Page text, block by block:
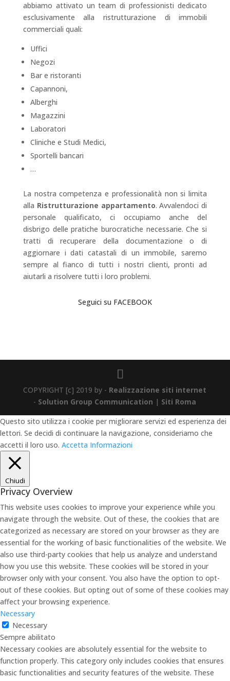
abbiamo attivato un team di professionisti dedicato
esclusivamente alla ristrutturazione di immobili
commerciali quali:
Uffici
Negozi
Bar e ristoranti
Capannoni,
Alberghi
Magazzini
Laboratori
Cliniche e Studi Medici,
Sportelli bancari
…
La nostra competenza e professionalità non si limita
alla Ristrutturazione appartamento. Avvalendoci di
personale qualificato, ci occupiamo anche del
disbrigo delle pratiche burocratiche necessarie. Che si
tratti di recuperare della documentazione o di
aggiornare i dati catastali di un immobile, saremo
sempre al fianco di tutti i nostri clienti, pronti ad
aiutarli a risolvere tutti i loro problemi.
Seguici su FACEBOOK
COPYRIGHT [c] 2019 by - Realizzazione siti internet
- Solution Group Communication | Siti Roma
Questo sito utilizza i cookie per migliorare servizi ed esperienza dei
lettori. Se decidi di continuare la navigazione, consideriamo che
accetti il loro uso. Accetta Informazioni
Chiudi
Privacy Overview
This website uses cookies to improve your experience while you
navigate through the website. Out of these, the cookies that are
categorized as necessary are stored on your browser as they are
essential for the working of basic functionalities of the website. We
also use third-party cookies that help us analyze and understand
how you use this website. These cookies will be stored in your
browser only with your consent. You also have the option to opt-
out of these cookies. But opting out of some of these cookies may
affect your browsing experience.
Necessary
Necessary
Sempre abilitato
Necessary cookies are absolutely essential for the website to
function properly. This category only includes cookies that ensures
basic functionalities and security features of the website. These